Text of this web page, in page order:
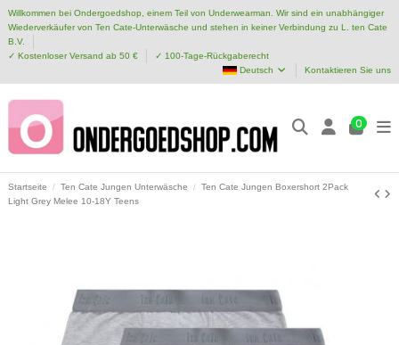
Willkommen bei Ondergoedshop, einem Teil von Underwearman. Wir sind ein unabhängiger
Wiederverkäufer von Ten Cate-Unterwäsche und stehen in keiner Verbindung zu L. ten Cate
B.V.
✓ Kostenloser Versand ab 50 €
✓ 100-Tage-Rückgaberecht
Deutsch
Kontaktieren Sie uns
0
Startseite Ten Cate Jungen Unterwäsche
Ten Cate Jungen Boxershort 2Pack
Light Grey Melee 10-18Y Teens